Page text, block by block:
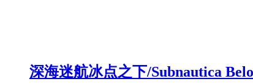
深海迷航冰点之下/Subnautica